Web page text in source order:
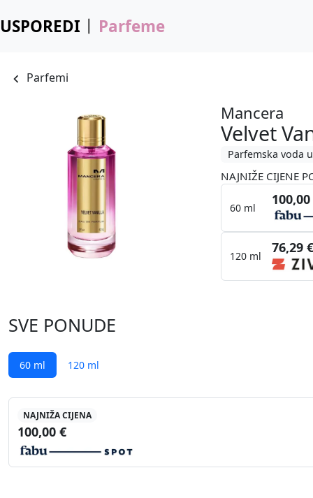
USPOREDI Parfeme
Parfemi
Mancera
Velvet
Parfemska voda
NAJNIŽE CIJENE
60 ml
120 ml
76,29
SVE PONUDE
60 ml 120 ml
NAJNIŽA CIJENA
100,00 €